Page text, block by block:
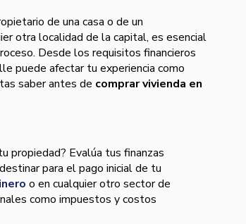
de una casa o de un
otra localidad de la capital, es esencial
Desde los requisitos financieros
puede afectar tu experiencia como
saber antes de comprar vivienda en
propiedad? Evalúa tus finanzas
para el pago inicial de tu
o en cualquier otro sector de
como impuestos y costos